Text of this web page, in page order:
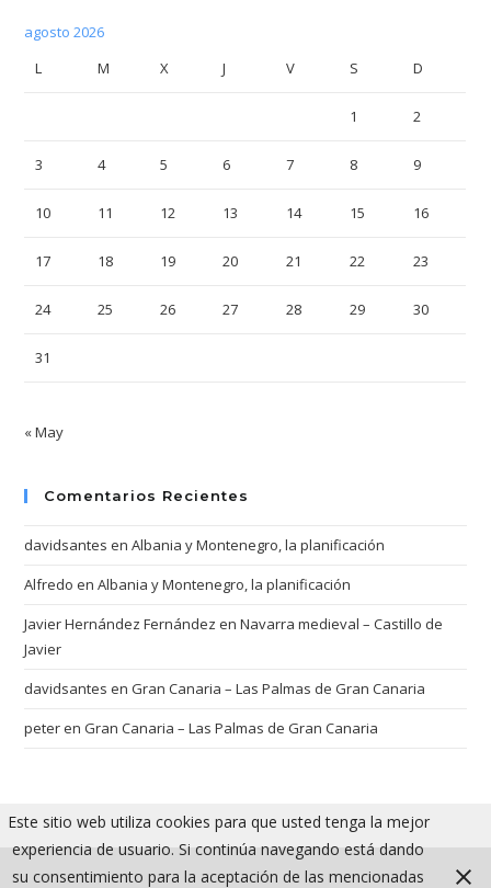
agosto 2026
L
M X J V S D
1 2
3 4 5 6 7 8 9
10 11 12 13 14 15 16
17 18 19 20 21 22 23
24 25 26 27 28 29 30
31
« May
Comentarios Recientes
davidsantes enAlbania y Montenegro, la planificación
Alfredo enAlbania y Montenegro, la planificación
Javier Hernández Fernández enNavarra medieval – Castillo de
Javier
davidsantes enGran Canaria – Las Palmas de Gran Canaria
peterenGran Canaria – Las Palmas de Gran Canaria
Este sitio web utiliza cookies para que usted tenga la mejor
experiencia de usuario. Si continúa navegando está dando
su consentimiento para la aceptación de las mencionadas